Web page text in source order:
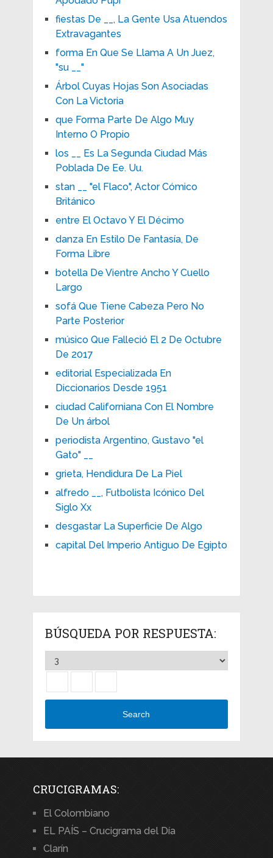
fiestas De __, La Gente Usa Atuendos
Extravagantes
forma En Que Se Llama A Un Juez,
"su __"
Árbol Cuyas Hojas Son Asociadas
Con La Victoria
que Forma Parte De Algo Muy
Interno O Propio
los __ Es La Segunda Ciudad Más
Poblada De Ee. Uu.
stan __ "el Flaco", Actor Cómico
Británico
entre El Octavo Y El Décimo
danza En Estilo De Fantasía, De
Forma Libre
botella De Vientre Ancho Y Cuello
Largo
sofá Que Tiene Cabeza Pero No
Parte Posterior
músico Que Falleció El 2 De Octubre
De 2017
editorial Especializada En
Diccionarios Desde 1951
ciudad Californiana Con El Nombre
De Un árbol
periodista Argentino, Gustavo "el
Gato" __
grieta, Hendidura De La Piel
alfredo __, Futbolista Icónico Del
Siglo Xx
desgastar La Superficie De Algo
capital Del Imperio Antiguo De Egipto
BÚSQUEDA POR RESPUESTA:
Search
CRUCIGRAMAS:
El Colombiano
EL PAÍS – Crucigrama del Día
Clarín